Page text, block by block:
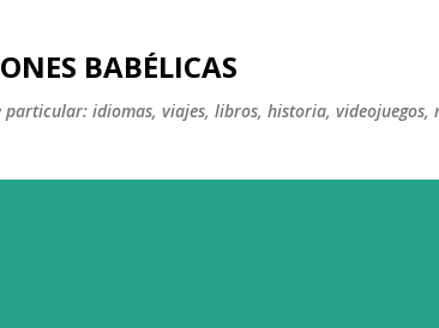
BABÉLICAS
particular: idiomas, viajes, libros, historia, videojuegos,